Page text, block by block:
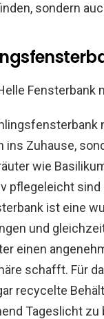
sondern
ins Zuhause,
wie
pflegeleicht
ist eine
und
einen
schafft. Für
recycelte
Tageslicht zu